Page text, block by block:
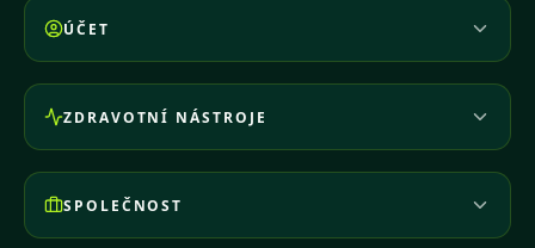
ÚČET
ZDRAVOTNÍ NÁSTROJE
SPOLEČNOST